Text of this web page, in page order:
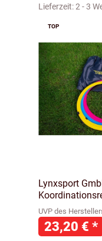
Lieferzeit:2 - 3
TOP
Lynxsport
UVP des
23,20 € *